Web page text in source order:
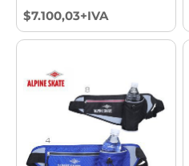
$7.100,03+IVA